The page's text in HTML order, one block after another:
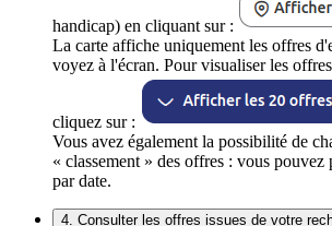
handicap) en cliquant sur :
La carte affiche uniquement les offres
voyez à l'écran. Pour visualiser les
cliquez sur :
Vous avez également la possibilité de
« classement » des offres : vous pouvez
par date.
4. Consulter les offres issues de votre